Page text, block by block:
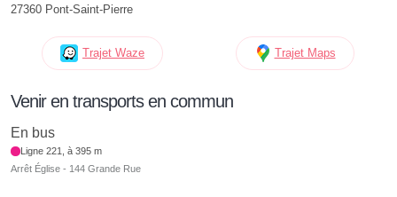
27360 Pont-Saint-Pierre
Trajet Waze Trajet Maps
Venir en transports en commun
En bus
Ligne 221, à 395 m
Arrêt Église - 144 Grande Rue